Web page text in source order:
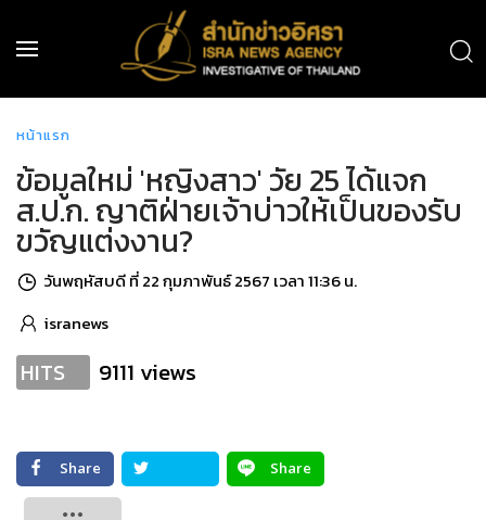
หน้าแรก
ข้อมูลใหม่ 'หญิงสาว' วัย 25 ได้แจก
ส.ป.ก. ญาติฝ่ายเจ้าบ่าวให้เป็นของรับ
ขวัญแต่งงาน?
วันพฤหัสบดี ที่ 22 กุมภาพันธ์ 2567 เวลา 11:36 น.
isranews
HITS 9111 views
Share
Share